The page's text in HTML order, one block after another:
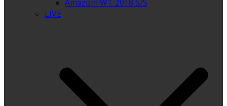
AmazonFWT 2018 S/S
LIVE